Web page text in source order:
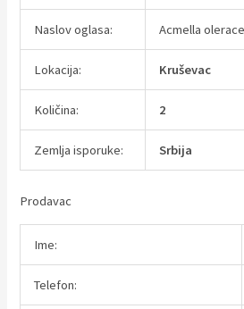
Naslov oglasa: Acmella
Lokacija: Kruševac
Količina: 2
Zemlja isporuke: Srbija
Prodavac
Ime:
Telefon: